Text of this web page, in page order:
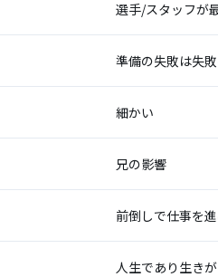
選手/スタッフが
準備の失敗は失
細かい
兄の影響
前倒しで仕事を
人生であり生きが